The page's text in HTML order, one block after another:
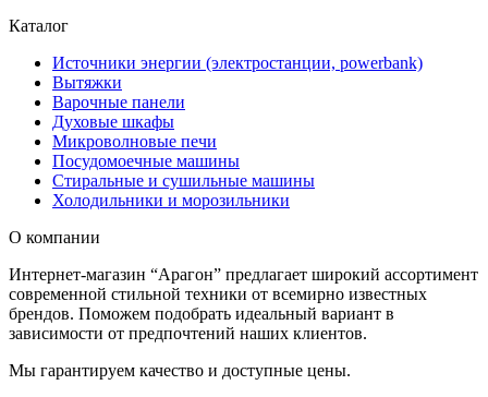
Каталог
Источники энергии (электростанции, powerbank)
Вытяжки
Варочные панели
Духовые шкафы
Микроволновые печи
Посудомоечные машины
Стиральные и сушильные машины
Холодильники и морозильники
О компании
Интернет-магазин “Арагон” предлагает широкий ассортимент
современной стильной техники от всемирно известных
брендов. Поможем подобрать идеальный вариант в
зависимости от предпочтений наших клиентов.
Мы гарантируем качество и доступные цены.